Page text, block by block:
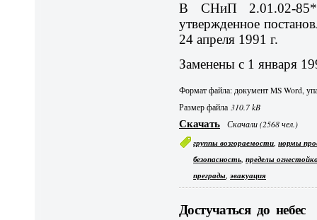
В СНиП 2.01.02-
утвержденное
24 апреля 1991 г.
Заменены с 1 января
Формат файла: документ MS Word,
Размер файла310.7 kB
Скачать Скачали (2568 чел.)
группы возгораемости,нормы
безопасность,пределы
преграды,эвакуация
Достучаться до небес